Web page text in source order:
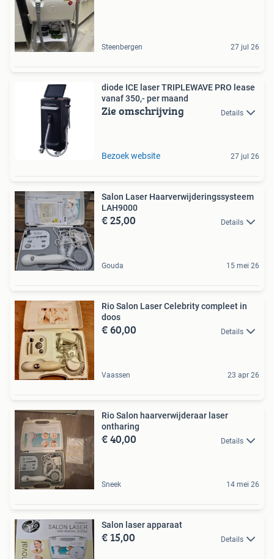
Steenbergen 27 jul 26
diode ICE laser TRIPLEWAVE PRO lease
vanaf 350,- per maand
Zie omschrijving Details
Bezoek website 27 jul 26
Salon Laser Haarverwijderingssysteem
LAH9000
€ 25,00 Details
Gouda 15 mei 26
Rio Salon Laser Celebrity compleet in
doos
€ 60,00 Details
Vaassen 23 apr 26
Rio Salon haarverwijderaar laser
ontharing
€ 40,00 Details
Sneek 14 mei 26
Salon laser apparaat
€ 15,00 Details